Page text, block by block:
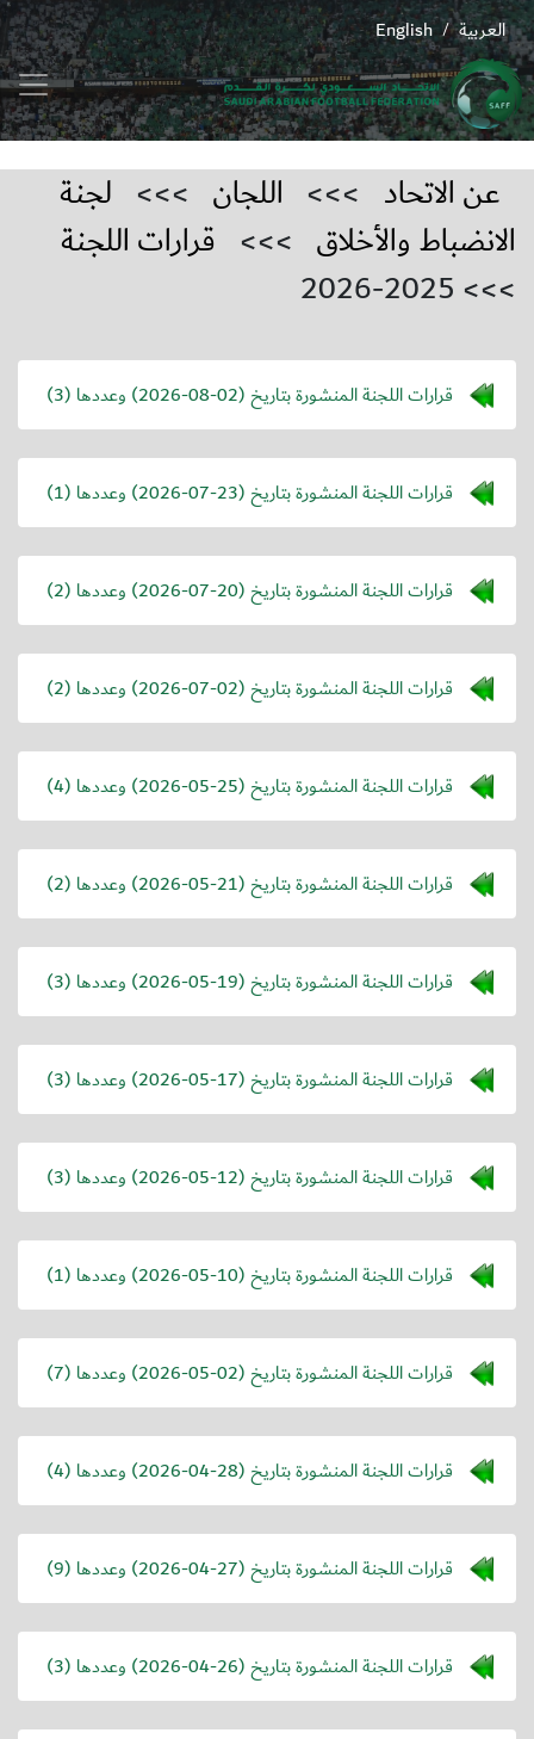
English / العربية
عن الاتحاد >>> اللجان >>> لجنة
الانضباط والأخلاق >>> قرارات اللجنة
>>> 2025-2026
قرارات اللجنة المنشورة بتاريخ (2026-08-02) وعددها (3)
قرارات اللجنة المنشورة بتاريخ (2026-07-23) وعددها (1)
قرارات اللجنة المنشورة بتاريخ (2026-07-20) وعددها (2)
قرارات اللجنة المنشورة بتاريخ (2026-07-02) وعددها (2)
قرارات اللجنة المنشورة بتاريخ (2026-05-25) وعددها (4)
قرارات اللجنة المنشورة بتاريخ (2026-05-21) وعددها (2)
قرارات اللجنة المنشورة بتاريخ (2026-05-19) وعددها (3)
قرارات اللجنة المنشورة بتاريخ (2026-05-17) وعددها (3)
قرارات اللجنة المنشورة بتاريخ (2026-05-12) وعددها (3)
قرارات اللجنة المنشورة بتاريخ (2026-05-10) وعددها (1)
قرارات اللجنة المنشورة بتاريخ (2026-05-02) وعددها (7)
قرارات اللجنة المنشورة بتاريخ (2026-04-28) وعددها (4)
قرارات اللجنة المنشورة بتاريخ (2026-04-27) وعددها (9)
قرارات اللجنة المنشورة بتاريخ (2026-04-26) وعددها (3)